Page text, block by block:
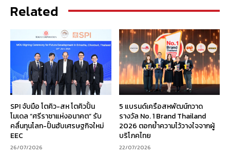
Related
SPI จับมือ โตคิว-สห โตคิวปั้น
โมเดล “ศรีราชาแห่งอนาคต” รับ
คลื่นทุนโลก-ปั้นฮับเศรษฐกิจใหม่
EEC
26/07/2026
5 แบรนด์เครือสหพัฒน์กวาด
รางวัล No. 1 Brand Thailand
2026 ตอกย้ำความไว้วางใจจากผู้
บริโภคไทย
22/07/2026